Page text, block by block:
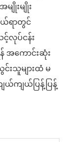
ျိုးမျိုး
ယ်ရာတွင်
င့်လုပ်ငန်း
အကောင်းဆုံး
းသူများထံ မ
ျယ်ပြန့်ပြန့်